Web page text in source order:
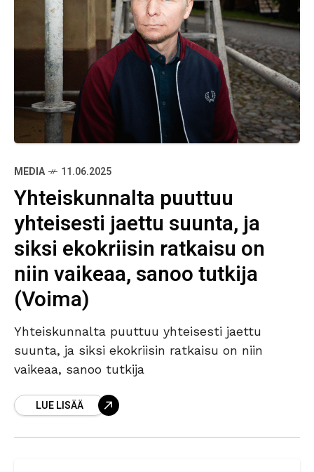
MEDIA 11.06.2025
Yhteiskunnalta puuttuu
yhteisesti jaettu suunta, ja
siksi ekokriisin ratkaisu on
niin vaikeaa, sanoo tutkija
(Voima)
Yhteiskunnalta puuttuu yhteisesti jaettu
suunta, ja siksi ekokriisin ratkaisu on niin
vaikeaa, sanoo tutkija
LUE LISÄÄ